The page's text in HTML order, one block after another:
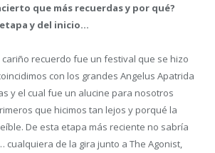
que más recuerdas y por qué?
y del inicio…
cariño recuerdo fue un festival que se hizo
con los grandes Angelus Apatrida
y el cual fue un alucine para nosotros
que hicimos tan lejos y porqué la
De esta etapa más reciente no sabría
cualquiera de la gira junto a The Agonist,